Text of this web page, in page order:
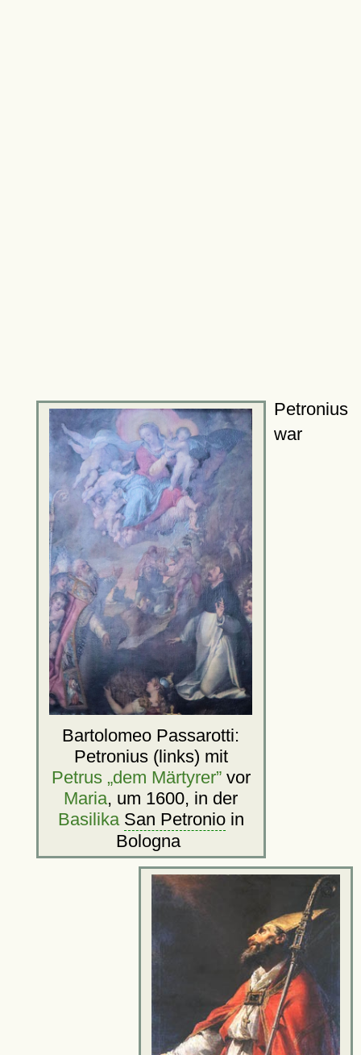
Bartolomeo Passarotti:
Petronius (links) mit
Petrus „dem Märtyrer”vor
Maria, um 1600, in der
Basilika San Petronioin
Bologna
Petronius
war